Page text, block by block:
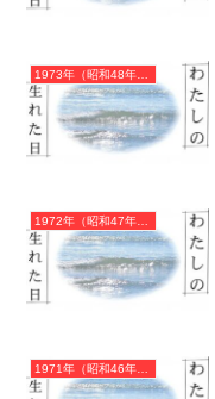
1973年（昭和48年）癸丑（みずのとうし）・丑年（うし年）カレンダー（月曜はじまり）
1972年（昭和47年）壬子（みずのえね）・子年（ねずみ年）カレンダー（月曜はじまり）
1971年（昭和46年）辛亥（かのとい）・亥年（いのしし年）カレンダー（月曜はじまり）